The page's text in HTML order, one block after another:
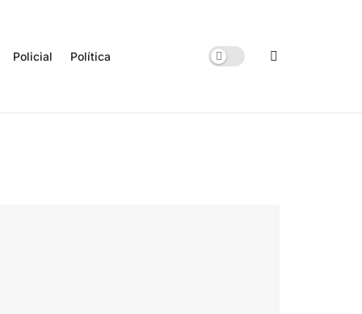
Policial Política